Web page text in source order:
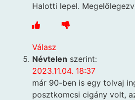
Halotti lepel.
Válasz
Névtelen szerint:
2023.11.04. 18:37
már 90-ben is egy tolvaj
posztkomcsi cigány volt,